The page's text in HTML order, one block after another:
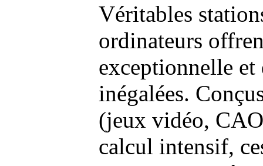
Véritables
ordinateurs
exceptionnelle et
inégalées.
(jeux vidéo,
calcul intensif,